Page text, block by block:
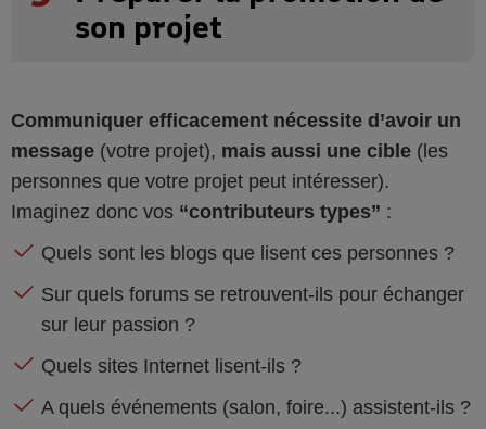
son projet
Communiquer efficacement nécessite d’avoir un
message (votre projet), mais aussi une cible (les
personnes que votre projet peut intéresser).
Imaginez donc vos “contributeurs types” :
Quels sont les blogs que lisent ces personnes ?
Sur quels forums se retrouvent-ils pour échanger
sur leur passion ?
Quels sites Internet lisent-ils ?
A quels événements (salon, foire...) assistent-ils ?